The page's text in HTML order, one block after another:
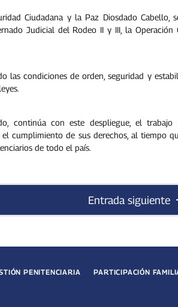
Ciudadana y la Paz Diosdado Cabello,
Judicial del Rodeo II y III, la Operación
las condiciones de orden, seguridad y
continúa con este despliegue, el trabajo
cumplimiento de sus derechos, al tiempo
de todo el país.
Entrada siguiente
PENITENCIARIA PARTICIPACIÓN